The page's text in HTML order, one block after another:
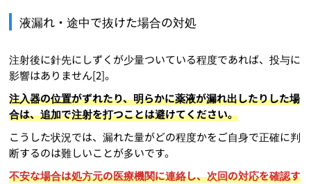
液漏れ・途中で抜けた場合の対処
注射後に針先にしずくが少量ついている程度であれば、投与に
影響はありません[2]。
注入器の位置がずれたり、明らかに薬液が漏れ出したりした場
合は、追加で注射を打つことは避けてください。
こうした状況では、漏れた量がどの程度かをご自身で正確に判
断するのは難しいことが多いです。
不安な場合は処方元の医療機関に連絡し、次回の対応を確認す